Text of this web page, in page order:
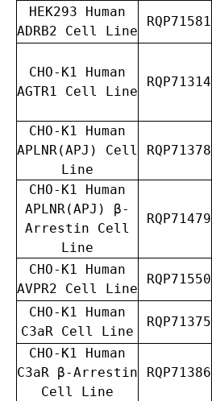
HEK293 Human
ADRB2 Cell Line
RQP71581
CHO-K1 Human
AGTR1 Cell Line
RQP71314
CHO-K1 Human
APLNR(APJ) Cell
Line
RQP71378
CHO-K1 Human
APLNR(APJ) β-
Arrestin Cell
Line
RQP71479
CHO-K1 Human
AVPR2 Cell Line
RQP71550
CHO-K1 Human
C3aR Cell Line
RQP71375
CHO-K1 Human
C3aR β-Arrestin
Cell Line
RQP71386